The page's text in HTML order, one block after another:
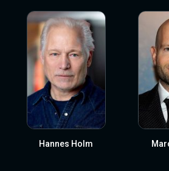
Hannes Holm